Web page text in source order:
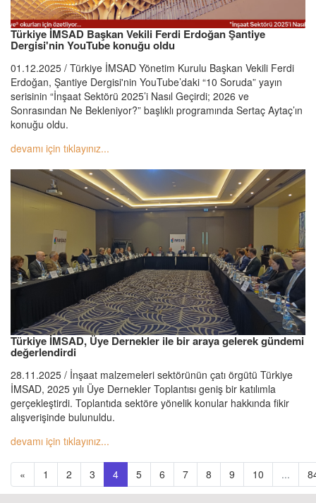
Türkiye İMSAD Başkan Vekili Ferdi Erdoğan Şantiye
Dergisi'nin YouTube konuğu oldu
01.12.2025 / Türkiye İMSAD Yönetim Kurulu Başkan Vekili Ferdi
Erdoğan, Şantiye Dergisi'nin YouTube’daki “10 Soruda” yayın
serisinin “İnşaat Sektörü 2025’i Nasıl Geçirdi; 2026 ve
Sonrasından Ne Bekleniyor?” başlıklı programında Sertaç Aytaç’ın
konuğu oldu.
devamı için tıklayınız...
Türkiye İMSAD, Üye Dernekler ile bir araya gelerek gündemi
değerlendirdi
28.11.2025 / İnşaat malzemeleri sektörünün çatı örgütü Türkiye
İMSAD, 2025 yılı Üye Dernekler Toplantısı geniş bir katılımla
gerçekleştirdi. Toplantıda sektöre yönelik konular hakkında fikir
alışverişinde bulunuldu.
devamı için tıklayınız...
« 1 2 3 4 5 6 7 8 9 10 ...